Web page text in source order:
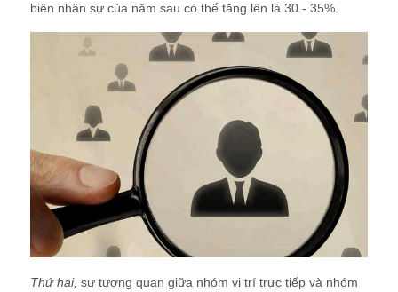
biên nhân sự của năm sau có thể tăng lên là 30 - 35%.
Thứ hai, sự tương quan giữa nhóm vị trí trực tiếp và nhóm